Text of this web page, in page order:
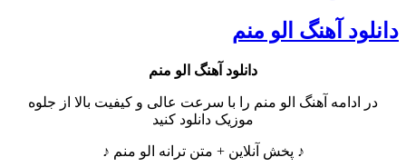
دانلود آهنگ الو منم
دانلود آهنگ الو منم
در ادامه آهنگ الو منم را با سرعت عالی و کیفیت بالا از جلوه
موزیک دانلود کنید
♪ پخش آنلاین + متن ترانه الو منم ♪